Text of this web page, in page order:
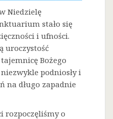
Niedzielę
stało się
i ufności.
uroczystość
Bożego
podniosły i
na długo zapadnie
rozpoczęliśmy o